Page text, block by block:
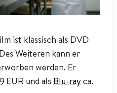
ist klassisch als DVD
Weiteren kann er
werden. Er
EUR und als Blu-rayca.